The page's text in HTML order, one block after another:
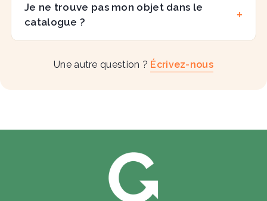
Je ne trouve pas mon objet dans le
catalogue ?
Une autre question ? Écrivez-nous